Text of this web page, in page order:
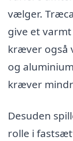
vælger.
give et
kræver også
og
kræver
Desuden
rolle i